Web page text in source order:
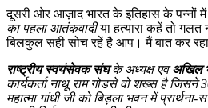
दूसरी ओर आज़ाद भारत के इतिहास के पन्नों
का पहला आतंकवादीया हत्यारा कहें तो गलत
बिलकुल सही सोच रहें है आप। मैं बात कर
राष्ट्रीय स्वयंसेवक संघके अध्यक्ष एवअखिल
कार्यकर्ता नाथू राम गोडसे वो शख्स है जिसने
महात्मा गांधी जी को बिड़ला भवन में